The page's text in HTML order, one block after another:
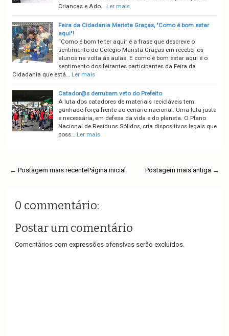
Crianças e Ado… Ler mais
Feira da Cidadania Marista Graças, "Como é bom estar
aqui"!
“Como é bom te ter aqui” é a frase que descreve o
sentimento do Colégio Marista Graças em receber os
alunos na volta às aulas. E como é bom estar aqui é o
sentimento dos feirantes participantes da Feira da
Cidadania que está… Ler mais
Catador@s derrubam veto do Prefeito
A luta dos catadores de materiais recicláveis tem
ganhado força frente ao cenário nacional. Uma luta justa
e necessária, em defesa da vida e do planeta. O Plano
Nacional de Resíduos Sólidos, cria dispositivos legais que
poss… Ler mais
← Postagem mais recente Postagem mais antiga →
Página inicial
0 commentário:
Postar um comentário
Comentários com expressões ofensivas serão excluídos.